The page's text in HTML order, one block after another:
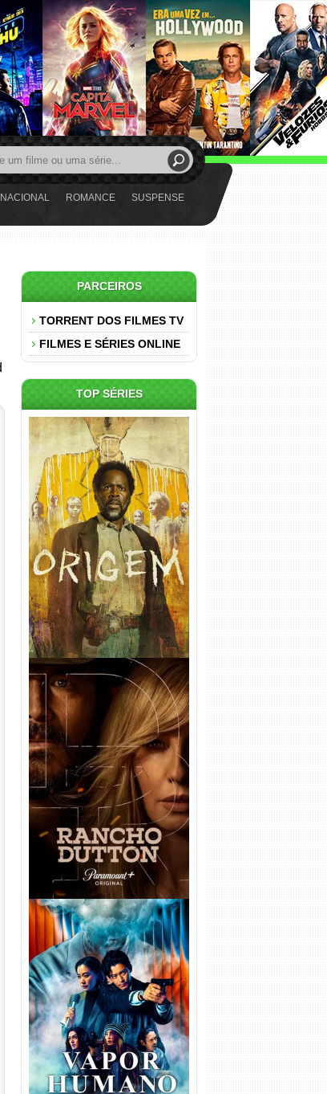
NACIONAL ROMANCE
SUSPENSE
PARCEIROS
TORRENT DOS FILMES TV
FILMES E SÉRIES ONLINE
TOP SÉRIES
Origem 4ª Temporada Torrent
(2026) WEB-DL 1080p/4K
Dual Áudio
Rancho Dutton 1ª
Temporada Torrent (2026)
WEB-DL 1080p Dual Áudio
Vapor Humano 1ª Temporada
Torrent (2026) WEB-DL 1080p
Dual Áudio